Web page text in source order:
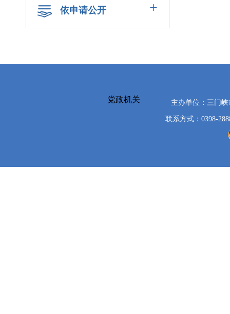
依申请公开 +
党政机关 主办单位：三门
联系方式：0398-